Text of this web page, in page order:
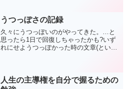
うつっぽさの記録
久々にうつっぽいのがやってきた。…と
思ったら1日で回復しちゃったかも?いず
れにせようつっぽかった時の文章(という
動きが鈍くて時間が...
人生の主導権を自分で握るための